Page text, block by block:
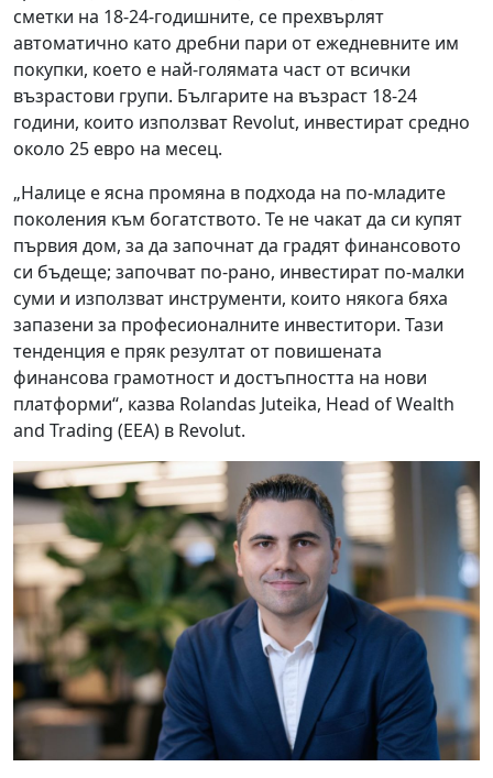
сметки на 18-24-годишните, се прехвърлят
автоматично като дребни пари от ежедневните им
покупки, което е най-голямата част от всички
възрастови групи. Българите на възраст 18-24
години, които използват Revolut, инвестират средно
около 25 евро на месец.
„Налице е ясна промяна в подхода на по-младите
поколения към богатството. Те не чакат да си купят
първия дом, за да започнат да градят финансовото
си бъдеще; започват по-рано, инвестират по-малки
суми и използват инструменти, които някога бяха
запазени за професионалните инвеститори. Тази
тенденция е пряк резултат от повишената
финансова грамотност и достъпността на нови
платформи“, казва Rolandas Juteika, Head of Wealth
and Trading (EEA) в Revolut.